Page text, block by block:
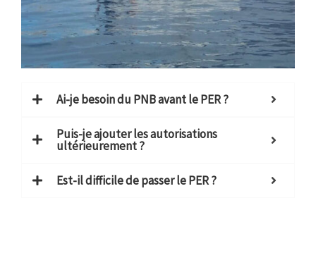
Ai-je besoin du PNB avant le PER ?
Puis-je ajouter les autorisations
ultérieurement ?
Est-il difficile de passer le PER ?